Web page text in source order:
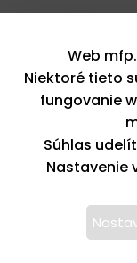
Copyright © 2026,
Tento web
Web
Niektoré tieto
fungovanie
Súhlas
Nastavenie